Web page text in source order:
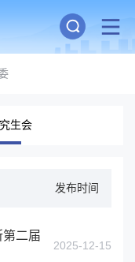
生会
发布时间
二届
2025-12-15